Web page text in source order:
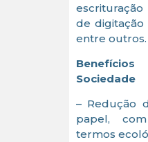
de digitação
entre outros.
Sociedade
– Redução
papel,
termos